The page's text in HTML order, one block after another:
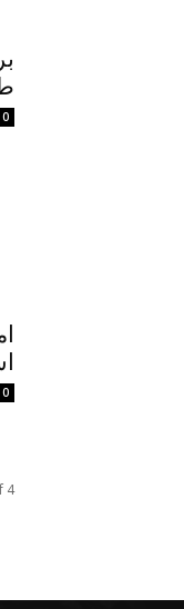
0
0
4